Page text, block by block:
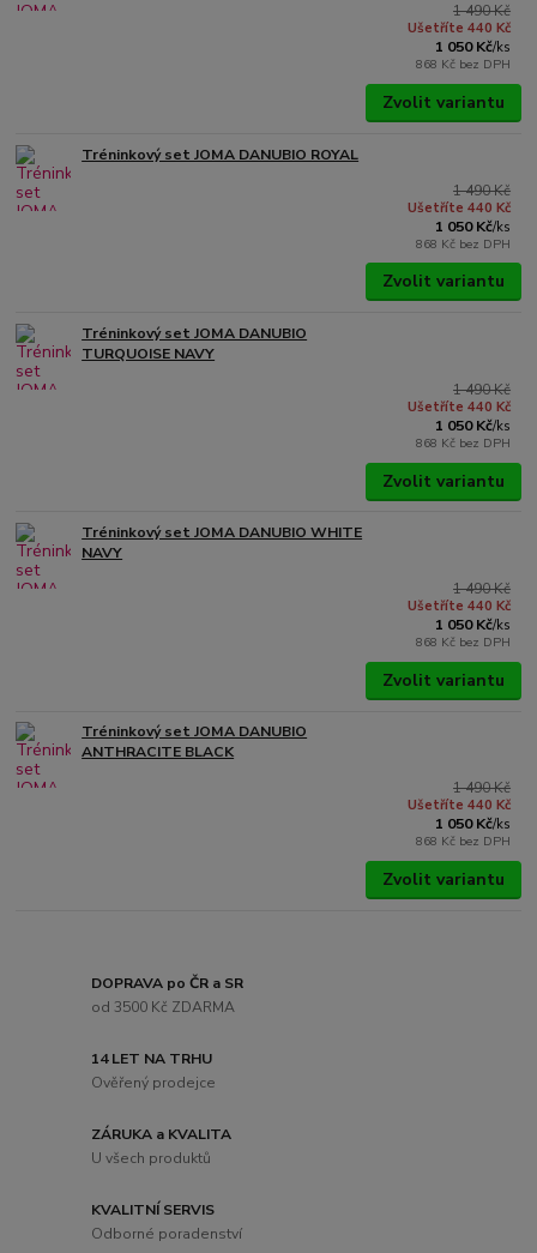
1 490 Kč
Ušetříte 440 Kč
1 050 Kč/ks
868 Kč bez DPH
Zvolit variantu
Tréninkový set JOMA DANUBIO ROYAL
1 490 Kč
Ušetříte 440 Kč
1 050 Kč/ks
868 Kč bez DPH
Zvolit variantu
Tréninkový set JOMA DANUBIO
TURQUOISE NAVY
1 490 Kč
Ušetříte 440 Kč
1 050 Kč/ks
868 Kč bez DPH
Zvolit variantu
Tréninkový set JOMA DANUBIO WHITE
NAVY
1 490 Kč
Ušetříte 440 Kč
1 050 Kč/ks
868 Kč bez DPH
Zvolit variantu
Tréninkový set JOMA DANUBIO
ANTHRACITE BLACK
1 490 Kč
Ušetříte 440 Kč
1 050 Kč/ks
868 Kč bez DPH
Zvolit variantu
DOPRAVA po ČR a SR
od 3500 Kč ZDARMA
14 LET NA TRHU
Ověřený prodejce
ZÁRUKA a KVALITA
U všech produktů
KVALITNÍ SERVIS
Odborné poradenství